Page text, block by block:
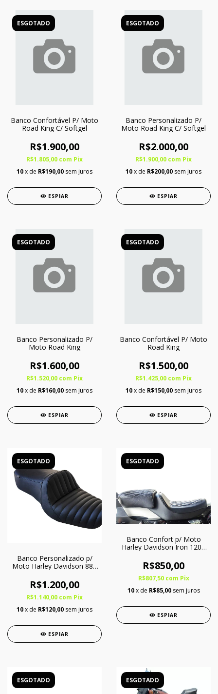
ESGOTADO
Banco Confortável P/ Moto
Road King C/ Softgel
R$1.900,00
R$1.805,00 com Pix
10x de R$190,00 sem juros
ESPIAR
ESGOTADO
Banco Personalizado P/
Moto Road King C/ Softgel
R$2.000,00
R$1.900,00 com Pix
10x de R$200,00 sem juros
ESPIAR
ESGOTADO
Banco Personalizado P/
Moto Road King
R$1.600,00
R$1.520,00 com Pix
10x de R$160,00 sem juros
ESPIAR
ESGOTADO
Banco Confortável P/ Moto
Road King
R$1.500,00
R$1.425,00 com Pix
10x de R$150,00 sem juros
ESPIAR
ESGOTADO
Banco Personalizado p/
Moto Harley Davidson 883
R$1.200,00
R$1.140,00 com Pix
10x de R$120,00 sem juros
ESPIAR
ESGOTADO
Banco Confort p/ Moto
Harley Davidson Iron 1200
R$850,00
R$807,50 com Pix
10 x de R$85,00 sem juros
ESPIAR
ESGOTADO ESGOTADO